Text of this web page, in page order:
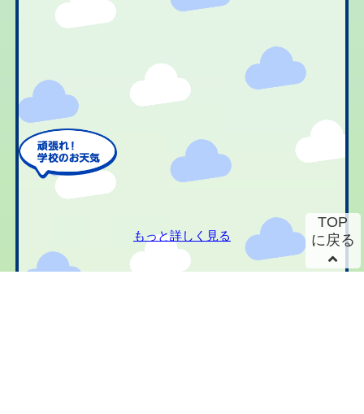
もっと詳しく見る
TOP
に戻る